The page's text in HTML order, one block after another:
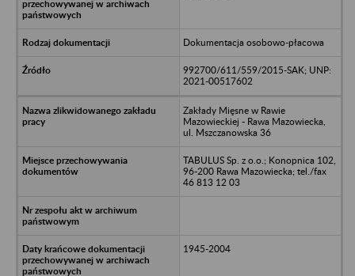
Dokumentacja osobowo-płacowa
992700/611/559/2015-SAK; UNP:
2021-00517602
Zakłady Mięsne w Rawie
Mazowieckiej - Rawa Mazowiecka,
ul. Mszczanowska 36
TABULUS Sp. z o.o.; Konopnica 102,
96-200 Rawa Mazowiecka; tel./fax
46 813 12 03
1945-2004